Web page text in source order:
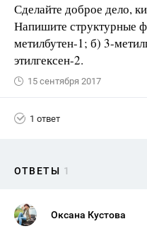
Сделайте доброе дело,
Напишите структурные
метилбутен-1; б) 3-
этилгексен-2.
15 сентября 2017
1 ответ
ОТВЕТЫ 1
Оксана Кустова